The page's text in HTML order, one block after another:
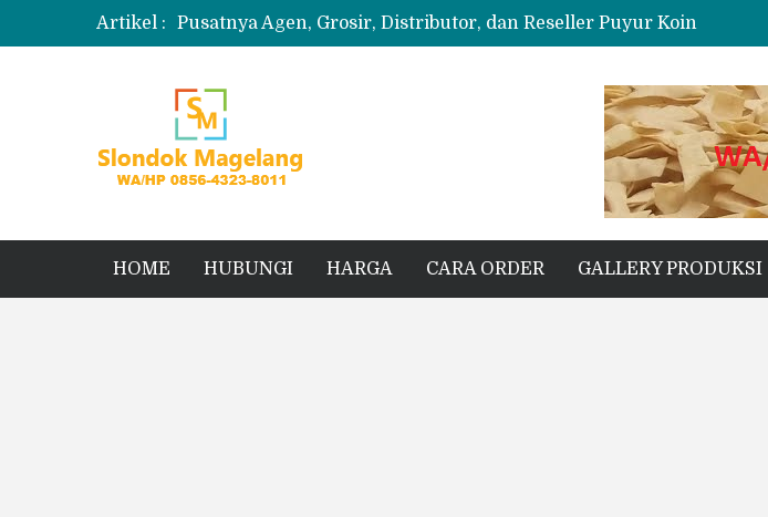
Artikel :
Pusatnya Agen, Grosir, Distributor, dan Reseller Puyur Koin
Produksi Slondok
Jual Puyur Koin Mentah 1 Ball 5 kg
Jual Pasir Merapi Terdekat Kualitas Unggul untuk Proyek Kecil
HOME HUBUNGI HARGA CARA ORDER GALLERY PRODUKSI